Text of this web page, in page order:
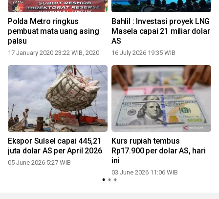
Polda Metro ringkus
pembuat mata uang asing
palsu
17 January 2020 23:22 WIB, 2020
Bahlil : Investasi proyek LNG
Masela capai 21 miliar dolar
AS
16 July 2026 19:35 WIB
Ekspor Sulsel capai 445,21
juta dolar AS per April 2026
05 June 2026 5:27 WIB
Kurs rupiah tembus
Rp17.900 per dolar AS, hari
ini
03 June 2026 11:06 WIB